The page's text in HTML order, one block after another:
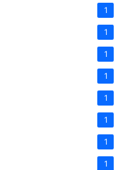
1
1
1
1
1
1
1
1